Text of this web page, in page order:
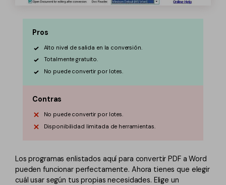
Pros
Alto nivel de salida en la conversión.
Totalmente gratuito.
No puede convertir por lotes.
Contras
No puede convertir por lotes.
Disponibilidad limitada de herramientas.
Los programas enlistados aquí para convertir PDF a Word
pueden funcionar perfectamente. Ahora tienes que elegir
cuál usar según tus propias necesidades. Elige un